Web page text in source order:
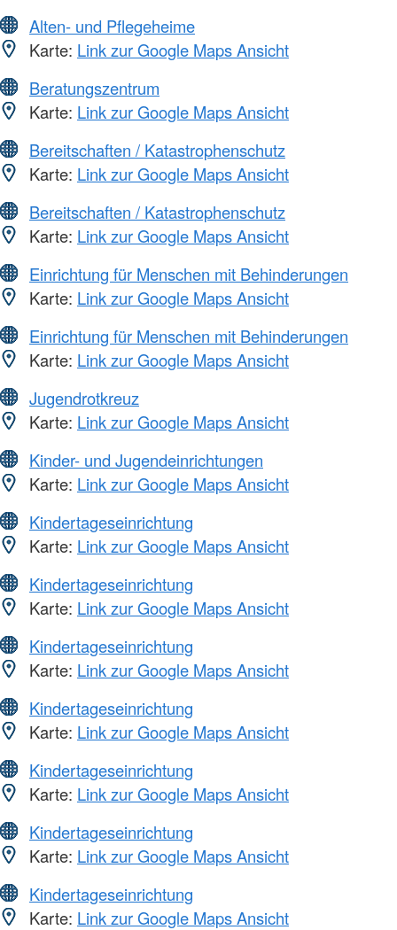
Alten- und Pflegeheime
Karte: Link zur Google Maps Ansicht
Beratungszentrum
Karte: Link zur Google Maps Ansicht
Bereitschaften / Katastrophenschutz
Karte: Link zur Google Maps Ansicht
Bereitschaften / Katastrophenschutz
Karte: Link zur Google Maps Ansicht
Einrichtung für Menschen mit Behinderungen
Karte: Link zur Google Maps Ansicht
Einrichtung für Menschen mit Behinderungen
Karte: Link zur Google Maps Ansicht
Jugendrotkreuz
Karte: Link zur Google Maps Ansicht
Kinder- und Jugendeinrichtungen
Karte: Link zur Google Maps Ansicht
Kindertageseinrichtung
Karte: Link zur Google Maps Ansicht
Kindertageseinrichtung
Karte: Link zur Google Maps Ansicht
Kindertageseinrichtung
Karte: Link zur Google Maps Ansicht
Kindertageseinrichtung
Karte: Link zur Google Maps Ansicht
Kindertageseinrichtung
Karte: Link zur Google Maps Ansicht
Kindertageseinrichtung
Karte: Link zur Google Maps Ansicht
Kindertageseinrichtung
Karte: Link zur Google Maps Ansicht